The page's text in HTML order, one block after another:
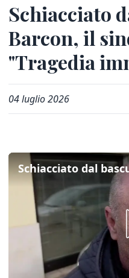
Schiacciato
Barcon, il
"Tragedia
04 luglio 2026